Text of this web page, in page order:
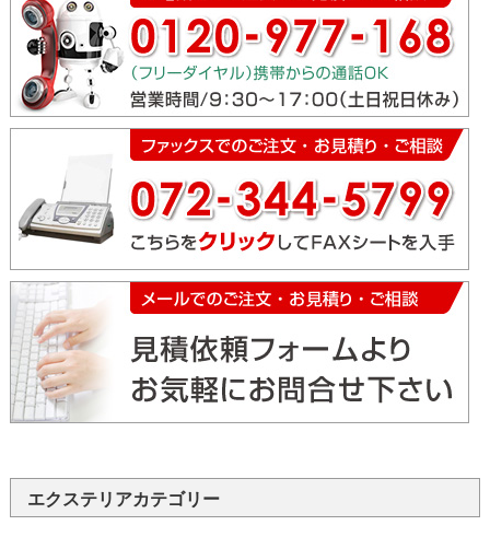
エクステリアカテゴリー